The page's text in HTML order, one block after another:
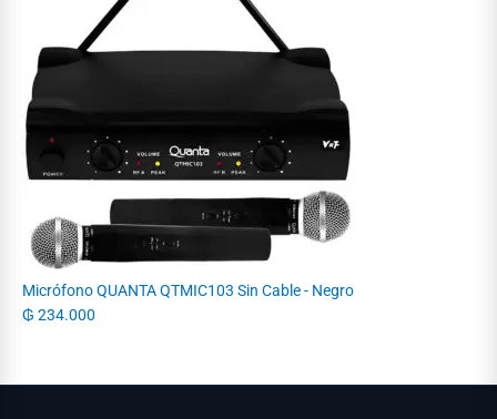
Micrófono QUANTA QTMIC103 Sin Cable - Negro
₲ 234.000